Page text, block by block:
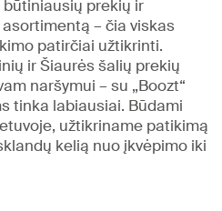
prekių ir
– čia viskas
patirčiai užtikrinti.
ir Šiaurės šalių prekių
naršymui – su „Boozt“
tinka labiausiai. Būdami
užtikriname patikimą
kelią nuo įkvėpimo iki